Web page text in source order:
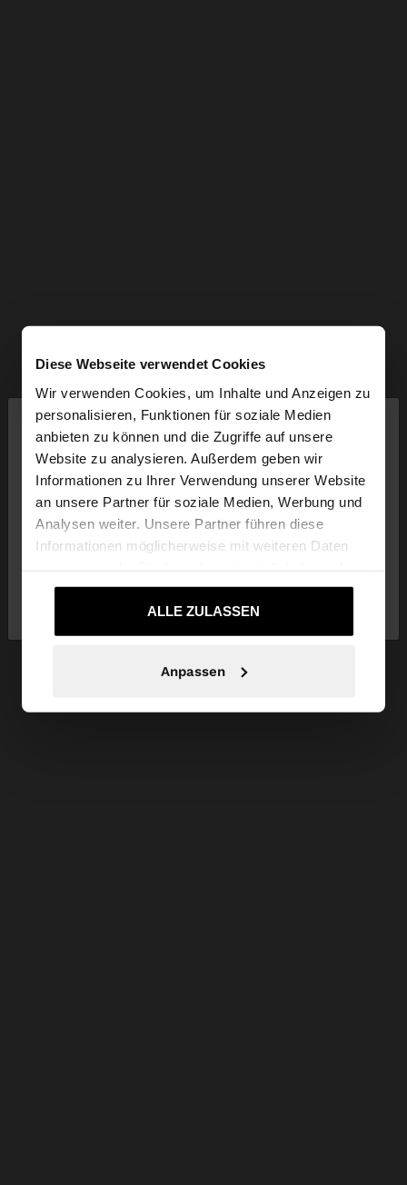
Diese Webseite verwendet Cookies
Wir verwenden Cookies, um Inhalte und Anzeigen zu
personalisieren, Funktionen für soziale Medien
anbieten zu können und die Zugriffe auf unsere
Website zu analysieren. Außerdem geben wir
Informationen zu Ihrer Verwendung unserer Website
an unsere Partner für soziale Medien, Werbung und
Analysen weiter. Unsere Partner führen diese
Informationen möglicherweise mit weiteren Daten
die sie im Rahmen Ihrer Nutzung der Dienste
gesammelt haben.ALLE ZULASSEN
Anpassen
hallo
Sie greifen von Luxembourg auf die Website zu.
Möchten Sie unsere United States Website
Luxembourg
Ja, bringen Sie mich
zu United States